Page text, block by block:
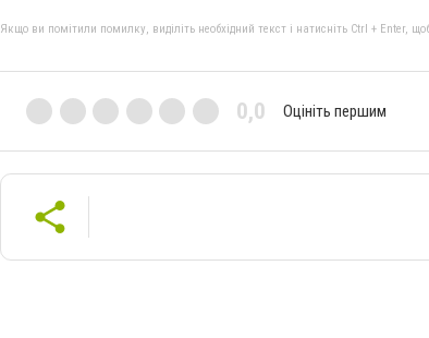
Якщо ви помітили помилку, виділіть необхідний текст і натисніть Ctrl + Enter,
0,0 Оцініть першим